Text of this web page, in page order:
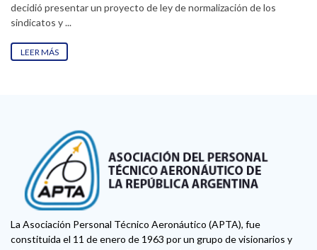
decidió presentar un proyecto de ley de normalización de los
sindicatos y ...
LEER MÁS
La Asociación Personal Técnico Aeronáutico (APTA), fue
constituida el 11 de enero de 1963 por un grupo de visionarios y